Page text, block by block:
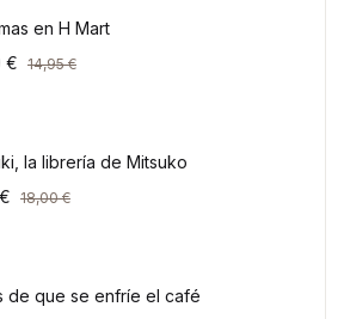
en H Mart
€ 14,95€
la librería de Mitsuko
€ 18,00€
de que se enfríe el café